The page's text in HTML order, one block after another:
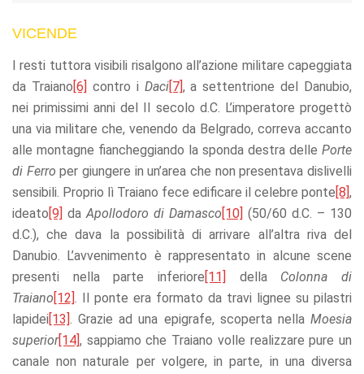
VICENDE
I resti tuttora visibili risalgono all’azione militare capeggiata
da Traiano [6] contro i Daci[7] , a settentrione del Danubio,
nei primissimi anni del II secolo d.C. L’imperatore progettò
una via militare che, venendo da Belgrado, correva accanto
alle montagne fiancheggiando la sponda destra delle Porte
di Ferroper giungere in un’area che non presentava dislivelli
sensibili. Proprio lì Traiano fece edificare il celebre ponte [8] ,
ideato [9] daApollodoro di Damasco [10] (50/60 d.C. – 130
d.C.), che dava la possibilità di arrivare all’altra riva del
Danubio. L’avvenimento è rappresentato in alcune scene
presenti nella parte inferiore [11] della Colonna di
Traiano [12] . Il ponte era formato da travi lignee su pilastri
lapidei [13] . Grazie ad una epigrafe, scoperta nella Moesia
superior[14] , sappiamo che Traiano volle realizzare pure un
canale non naturale per volgere, in parte, in una diversa
personalized
offers.